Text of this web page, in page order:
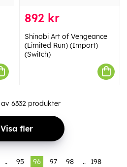
892 kr
Shinobi Art of Vengeance
(Limited Run) (Import)
(Switch)
av 6332 produkter
Visa fler
.. 95 96 97 98 ..
198